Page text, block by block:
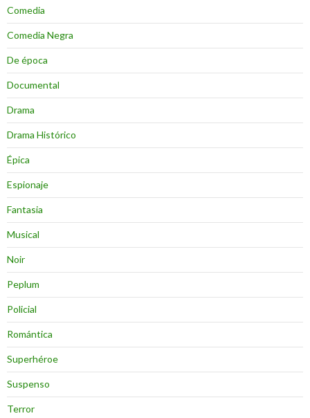
Comedia
Comedia Negra
De época
Documental
Drama
Drama Histórico
Épica
Espionaje
Fantasia
Musical
Noir
Peplum
Policial
Romántica
Superhéroe
Suspenso
Terror